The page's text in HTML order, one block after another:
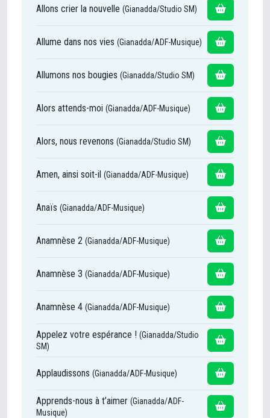
Allons crier la nouvelle (Gianadda/Studio SM)
Allume dans nos vies (Gianadda/ADF-Musique)
Allumons nos bougies (Gianadda/Studio SM)
Alors attends-moi (Gianadda/ADF-Musique)
Alors, nous revenons (Gianadda/Studio SM)
Amen, ainsi soit-il (Gianadda/ADF-Musique)
Anaïs (Gianadda/ADF-Musique)
Anamnèse 2 (Gianadda/ADF-Musique)
Anamnèse 3 (Gianadda/ADF-Musique)
Anamnèse 4 (Gianadda/ADF-Musique)
Appelez votre espérance ! (Gianadda/Studio
SM)
Applaudissons (Gianadda/ADF-Musique)
Apprends-nous à t’aimer (Gianadda/ADF-
Musique)